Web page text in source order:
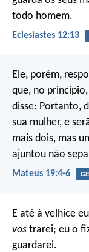
todo homem.
Eclesiastes 12:13
Ele, porém,
que, no
disse: Portanto,
sua mulher, e
mais dois, mas
ajuntou não
Mateus 19:4-6
E até à velhice eu
vos trarei; eu o
guardarei.